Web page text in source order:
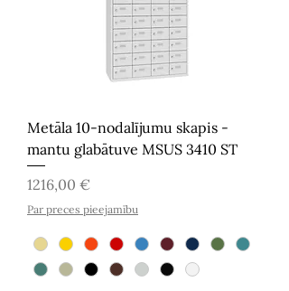
Metāla 10-nodalījumu skapis -
mantu glabātuve MSUS 3410 ST
Cena
1216,00 €
Par preces pieejamību